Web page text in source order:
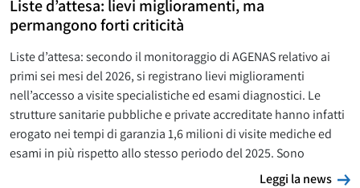
Liste d’attesa: lievi miglioramenti, ma
permangono forti criticità
Liste d’attesa: secondo il monitoraggio di AGENAS relativo ai
primi sei mesi del 2026, si registrano lievi miglioramenti
nell’accesso a visite specialistiche ed esami diagnostici. Le
strutture sanitarie pubbliche e private accreditate hanno infatti
erogato nei tempi di garanzia 1,6 milioni di visite mediche ed
esami in più rispetto allo stesso periodo del 2025. Sono
Leggi la news